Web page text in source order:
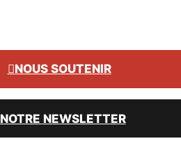
NOUS SOUTENIR
NOTRE NEWSLETTER